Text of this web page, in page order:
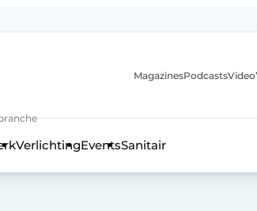
MagazinesPodcasts
VerlichtingEventsSanitair